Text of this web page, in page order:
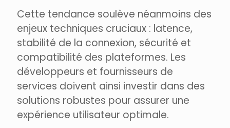
Cette tendance soulève néanmoins des
enjeux techniques cruciaux : latence,
stabilité de la connexion, sécurité et
compatibilité des plateformes. Les
développeurs et fournisseurs de
services doivent ainsi investir dans des
solutions robustes pour assurer une
expérience utilisateur optimale.